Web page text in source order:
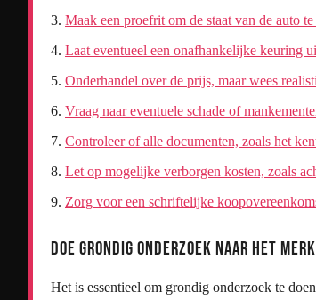
Maak een proefrit om de staat van de auto
Laat eventueel een onafhankelijke keuring
Onderhandel over de prijs, maar wees
Vraag naar eventuele schade of
Controleer of alle documenten, zoals het
Let op mogelijke verborgen kosten, zoals
Zorg voor een schriftelijke
Doe grondig onderzoek naar het
Het is essentieel om grondig onderzoek te